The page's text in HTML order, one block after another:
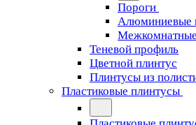
Пороги
Алюминиевые
Теневой профиль
Цветной плинтус
Плинтусы из
Пластиковые плинтусы